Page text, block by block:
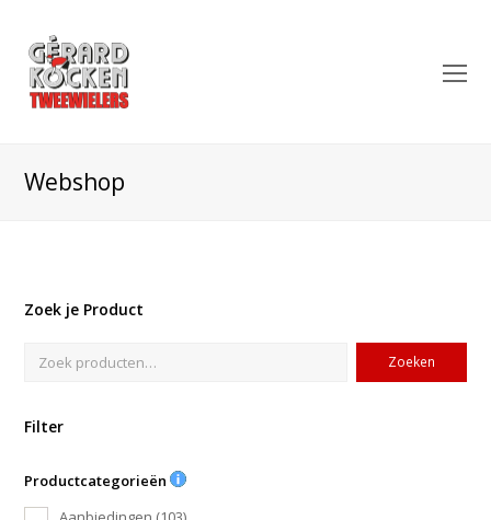
Webshop
Zoek je Product
Zoeken
Filter
Productcategorieën